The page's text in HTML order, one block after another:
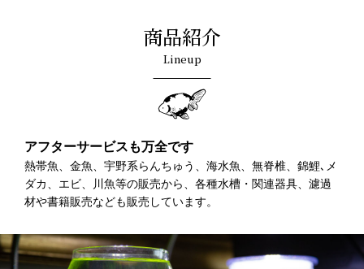
商品紹介
Lineup
アフターサービスも万全です
熱帯魚、金魚、宇野系らんちゅう、海水魚、無脊椎、錦鯉､メ
ダカ、エビ、川魚等の販売から、各種水槽・関連器具、濾過
材や書籍販売なども販売しています。